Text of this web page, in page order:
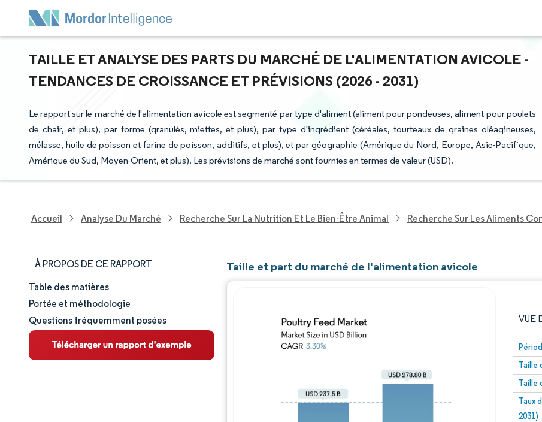
TAILLE ET ANALYSE DES PARTS DU MARCHÉ DE L'ALIMENTATION AVICOLE -
TENDANCES DE CROISSANCE ET PRÉVISIONS (2026 - 2031)
Le rapport sur le marché de l'alimentation avicole est segmenté par type d'aliment (aliment pour pondeuses, aliment pour poulets
de chair, et plus), par forme (granulés, miettes, et plus), par type d'ingrédient (céréales, tourteaux de graines oléagineuses,
mélasse, huile de poisson et farine de poisson, additifs, et plus), et par géographie (Amérique du Nord, Europe, Asie-Pacifique,
Amérique du Sud, Moyen-Orient, et plus). Les prévisions de marché sont fournies en termes de valeur (USD).
Accueil Analyse Du Marché Recherche Sur La Nutrition Et Le Bien-Être Animal Recherche Sur Les Aliments
À PROPOS DE CE RAPPORT
Taille et part de marché
Analyse du marché
Tendances et perspectives
Table des matières
Portée et méthodologie
Questions fréquemment posées
Taille et part du marché de l'alimentation avicole
VUE
Taille
Taille
Taux
2031)